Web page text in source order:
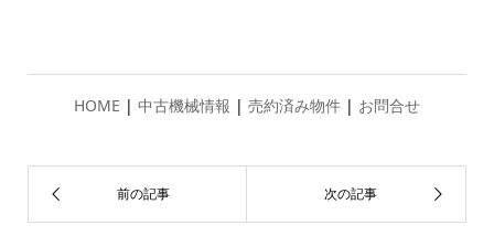
HOME | 中古機械情報 | 売約済み物件 | お問合せ